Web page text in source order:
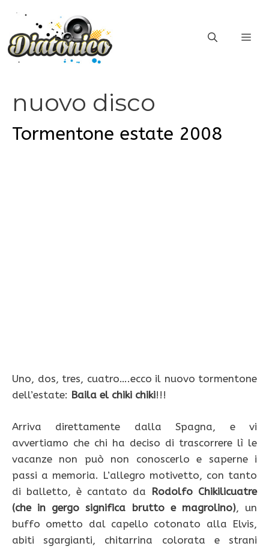
contenuto
nuovo disco
Tormentone estate 2008
Uno, dos, tres, cuatro….ecco il nuovo tormentone
dell’estate: Baila el chiki chiki!!!
Arriva direttamente dalla Spagna, e vi
avvertiamo che chi ha deciso di trascorrere lì le
vacanze non può non conoscerlo e saperne i
passi a memoria. L’allegro motivetto, con tanto
di balletto, è cantato da Rodolfo Chikilicuatre
(che in gergo significa brutto e magrolino), un
buffo ometto dal capello cotonato alla Elvis,
abiti sgargianti, chitarrina colorata e strani